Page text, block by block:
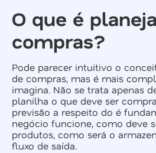
O que é
compras?
Pode parecer intuitivo o
de compras, mas é mais
imagina. Não se trata apenas
planilha o que deve ser
previsão a respeito do é
negócio funcione, como deve
produtos, como será o
fluxo de saída.